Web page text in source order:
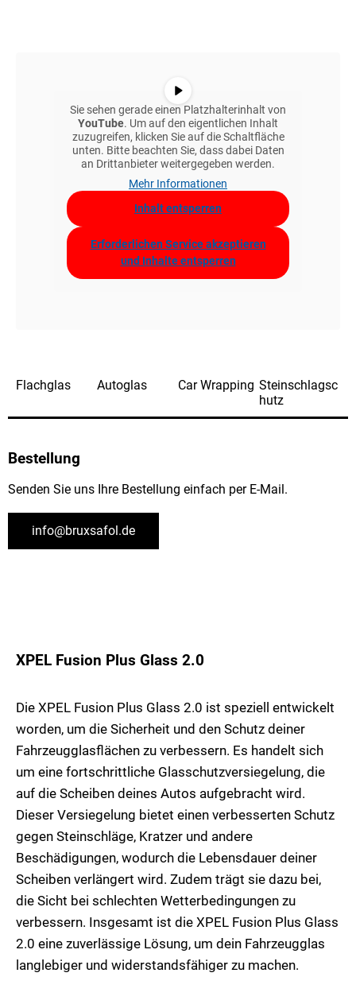
Sie sehen gerade einen Platzhalterinhalt von
YouTube. Um auf den eigentlichen Inhalt
zuzugreifen, klicken Sie auf die Schaltfläche
unten. Bitte beachten Sie, dass dabei Daten
an Drittanbieter weitergegeben werden.
Mehr Informationen
Inhalt entsperren
Erforderlichen Service akzeptieren
und Inhalte entsperren
Flachglas Autoglas Car Wrapping Steinschlagsc
hutz
Bestellung
Senden Sie uns Ihre Bestellung einfach per E-Mail.
info@bruxsafol.de
XPEL Fusion Plus Glass 2.0
Die XPEL Fusion Plus Glass 2.0 ist speziell entwickelt
worden, um die Sicherheit und den Schutz deiner
Fahrzeugglasflächen zu verbessern. Es handelt sich
um eine fortschrittliche Glasschutzversiegelung, die
auf die Scheiben deines Autos aufgebracht wird.
Dieser Versiegelung bietet einen verbesserten Schutz
gegen Steinschläge, Kratzer und andere
Beschädigungen, wodurch die Lebensdauer deiner
Scheiben verlängert wird. Zudem trägt sie dazu bei,
die Sicht bei schlechten Wetterbedingungen zu
verbessern. Insgesamt ist die XPEL Fusion Plus Glass
2.0 eine zuverlässige Lösung, um dein Fahrzeugglas
langlebiger und widerstandsfähiger zu machen.